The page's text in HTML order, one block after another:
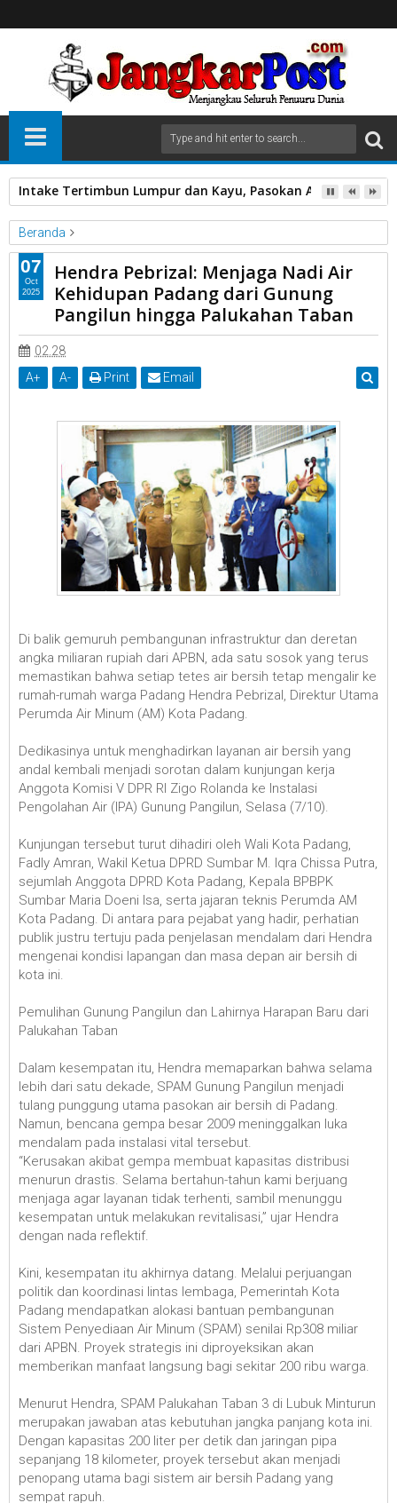
Intake Tertimbun Lumpur dan Kayu, Pasokan Air Bersih di
Beranda
PDAM
Hendra Pebrizal: Menjaga Nadi Air Kehidupan Padang dari
Gunung Pangilun hingga Palukahan Taban
Hendra Pebrizal: Menjaga Nadi Air
Kehidupan Padang dari Gunung
Pangilun hingga Palukahan Taban
02.28
A+ A- Print Email
Di balik gemuruh pembangunan infrastruktur dan deretan
angka miliaran rupiah dari APBN, ada satu sosok yang terus
memastikan bahwa setiap tetes air bersih tetap mengalir ke
rumah-rumah warga Padang Hendra Pebrizal, Direktur Utama
Perumda Air Minum (AM) Kota Padang.
Dedikasinya untuk menghadirkan layanan air bersih yang
andal kembali menjadi sorotan dalam kunjungan kerja
Anggota Komisi V DPR RI Zigo Rolanda ke Instalasi
Pengolahan Air (IPA) Gunung Pangilun, Selasa (7/10).
Kunjungan tersebut turut dihadiri oleh Wali Kota Padang,
Fadly Amran, Wakil Ketua DPRD Sumbar M. Iqra Chissa Putra,
sejumlah Anggota DPRD Kota Padang, Kepala BPBPK
Sumbar Maria Doeni Isa, serta jajaran teknis Perumda AM
Kota Padang. Di antara para pejabat yang hadir, perhatian
publik justru tertuju pada penjelasan mendalam dari Hendra
mengenai kondisi lapangan dan masa depan air bersih di
kota ini.
Pemulihan Gunung Pangilun dan Lahirnya Harapan Baru dari
Palukahan Taban
Dalam kesempatan itu, Hendra memaparkan bahwa selama
lebih dari satu dekade, SPAM Gunung Pangilun menjadi
tulang punggung utama pasokan air bersih di Padang.
Namun, bencana gempa besar 2009 meninggalkan luka
mendalam pada instalasi vital tersebut.
“Kerusakan akibat gempa membuat kapasitas distribusi
menurun drastis. Selama bertahun-tahun kami berjuang
menjaga agar layanan tidak terhenti, sambil menunggu
kesempatan untuk melakukan revitalisasi,” ujar Hendra
dengan nada reflektif.
Kini, kesempatan itu akhirnya datang. Melalui perjuangan
politik dan koordinasi lintas lembaga, Pemerintah Kota
Padang mendapatkan alokasi bantuan pembangunan
Sistem Penyediaan Air Minum (SPAM) senilai Rp308 miliar
dari APBN. Proyek strategis ini diproyeksikan akan
memberikan manfaat langsung bagi sekitar 200 ribu warga.
Menurut Hendra, SPAM Palukahan Taban 3 di Lubuk Minturun
merupakan jawaban atas kebutuhan jangka panjang kota ini.
Dengan kapasitas 200 liter per detik dan jaringan pipa
sepanjang 18 kilometer, proyek tersebut akan menjadi
penopang utama bagi sistem air bersih Padang yang
sempat rapuh.
07
Oct
2025